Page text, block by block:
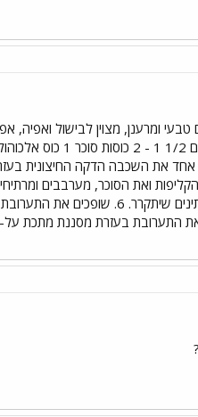
ומרענן, מצוין לבישול ואפיה,
רתיחה למשך 10 דקות ולערבב לעתים